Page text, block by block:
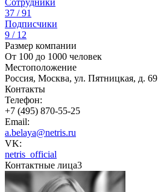
Сотрудники
37 / 91
Подписчики
9 / 12
Размер компании
От 100 до 1000 человек
Местоположение
Россия, Москва, ул. Пятницкая, д. 69
Контакты
Телефон:
+7 (495) 870-55-25
Email:
a.belaya@netris.ru
VK:
netris_official
Контактные лица3